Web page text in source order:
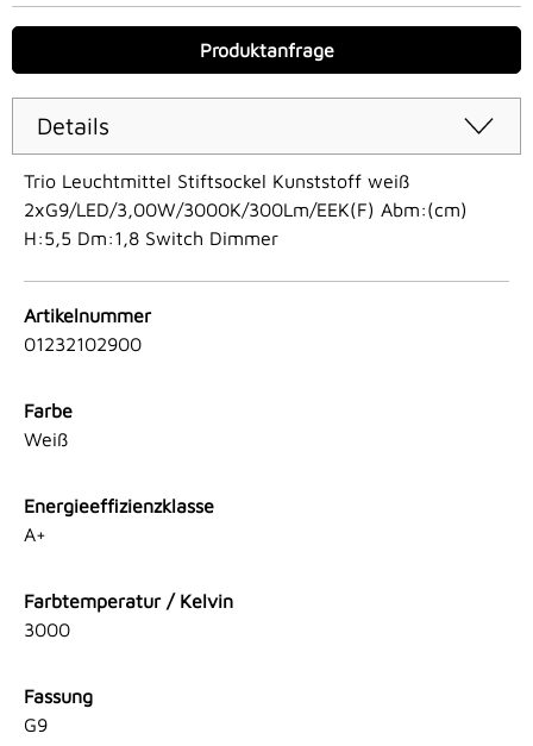
Produktanfrage
Details
Trio Leuchtmittel Stiftsockel Kunststoff weiß
2xG9/LED/3,00W/3000K/300Lm/EEK(F) Abm:(cm)
H:5,5 Dm:1,8 Switch Dimmer
Artikelnummer
01232102900
Farbe
Weiß
Energieeffizienzklasse
A+
Farbtemperatur / Kelvin
3000
Fassung
G9